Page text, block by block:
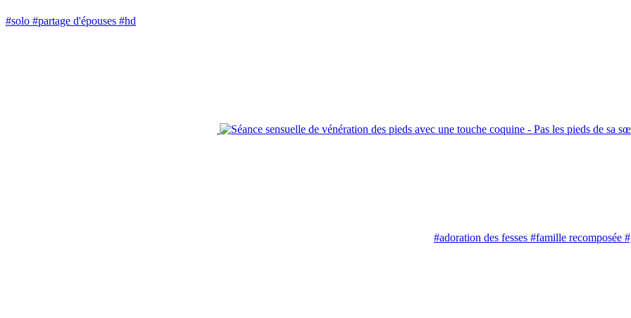
#solo #partage d'épouses #hd
#adoration des fesses #famille recomposée